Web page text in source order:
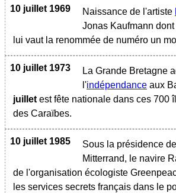
10 juillet 1969 Naissance de l'artiste
Jonas Kaufmann
lui vaut la renommée de numéro un
10 juillet 1973
La Grande Bretagne
l'indépendance aux
juilletest fête nationale dans ces 700
des Caraïbes.
10 juillet 1985
Sous la présidence
Mitterrand, le navire
de l'organisation écologiste
les services secrets français dans le